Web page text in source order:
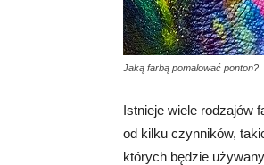
Jaką farbą pomalować ponton?
Istnieje wiele rodzajów
od kilku czynników,
których będzie